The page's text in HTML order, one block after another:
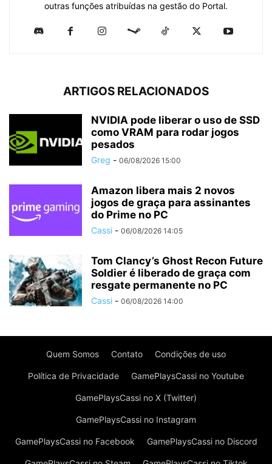
outras funções atribuídas na gestão do Portal.
ARTIGOS RELACIONADOS
NVIDIA pode liberar o uso de SSD
como VRAM para rodar jogos
pesados
Greg - 06/08/2026 15:00
Amazon libera mais 2 novos
jogos de graça para assinantes
do Prime no PC
Cassi - 06/08/2026 14:05
Tom Clancy’s Ghost Recon Future
Soldier é liberado de graça com
resgate permanente no PC
Cassi - 06/08/2026 14:00
Quem Somos Contato Condições de uso
Política de Privacidade GamePlaysCassi no Youtube
GamePlaysCassi no X (Twitter)
GamePlaysCassi no Instagram
GamePlaysCassi no Facebook GamePlaysCassi no Discord